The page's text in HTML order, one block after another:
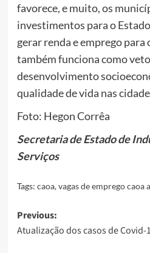
favorece, e muito, os
investimentos para o
gerar renda e emprego para
também funciona como
desenvolvimento
qualidade de vida nas
Foto: Hegon Corrêa
Secretaria de Estado de
Serviços
Tags: caoa,vagas de emprego caoa
Post
navigation
Previous:
Atualização dos casos de Covid-